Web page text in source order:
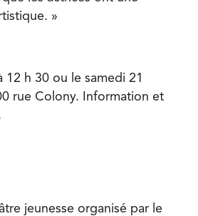
»
h 30 ou le samedi 21
rue Colony. Information et
jeunesse organisé par le